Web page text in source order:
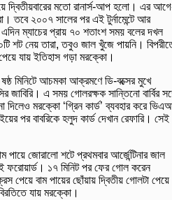
দ্বিতীয়বারের মতো রানার্স-আপ হলো। এর
তবে ২০০৭ সালের পর এই টুর্নামেন্টে আর
ম্যাচের প্রায় ৭০ শতাংশ সময় বলের দখল
শট নেয় তারা, তবুও জাল খুঁজে পায়নি।
যায় ইতিহাস গড়া মরক্কো।
মিনিটে আচমকা আক্রমণে ডি-বক্সের মুখে
এ সময় গোলরক্ষক সান্তিনো বার্বির
দিলেও মরক্কো ‘গ্রিন কার্ড’ ব্যবহার করে
পর বাবরিকে হলুদ কার্ড দেখান রেফারি। সেই
পায়ে জোরালো শটে প্রথমবার আর্জেন্টিনার জাল
ফরোয়ার্ড। ১৭ মিনিট পর ফের গোল করেন
পেয়ে বাম পায়ের ছোঁয়ায় দ্বিতীয় গোলটা পেয়ে
যায় মরক্কো।